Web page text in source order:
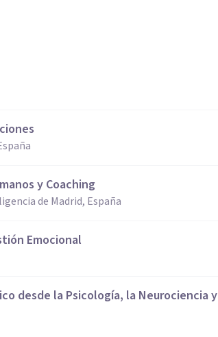
y Coaching
de Madrid, España
Emocional
desde la Psicología, la Neurociencia y